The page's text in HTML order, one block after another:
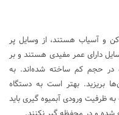
و آسیاب هستند، از وسایل پر
دارای عمر مفیدی هستند و بر
در حجم کم ساخته شده‌اند. به
بریزید. بهتر است به دستگاه
ظرفیت ورودی آبمیوه‌ گیری باید